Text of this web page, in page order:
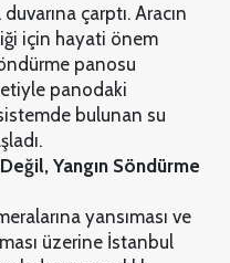
çarptı. Aracın
için hayati önem
panosu
panodaki
bulunan su
Yangın Söndürme
yansıması ve
üzerine İstanbul